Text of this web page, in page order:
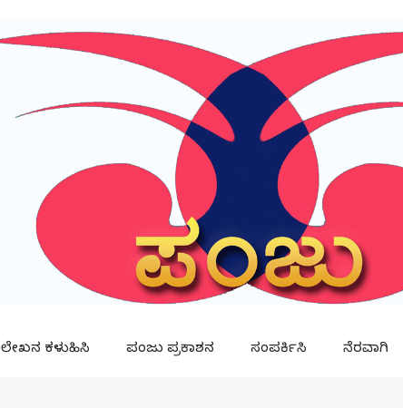
ಲೇಖನ ಕಳುಹಿಸಿ ಪಂಜು ಪ್ರಕಾಶನ ಸಂಪರ್ಕಿಸಿ ನೆರವಾಗಿ